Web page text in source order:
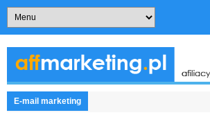
E-mail marketing